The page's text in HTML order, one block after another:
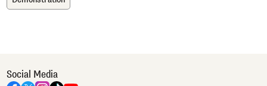
Social Media